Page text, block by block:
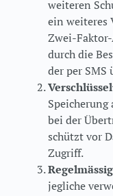
weiteren
ein weiteres
Zwei-
durch die
der per
bei der
schützt vor
Zugriff.
jegliche